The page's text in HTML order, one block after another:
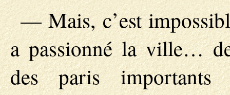
— Mais, c’est
a passionné la ville…
des paris